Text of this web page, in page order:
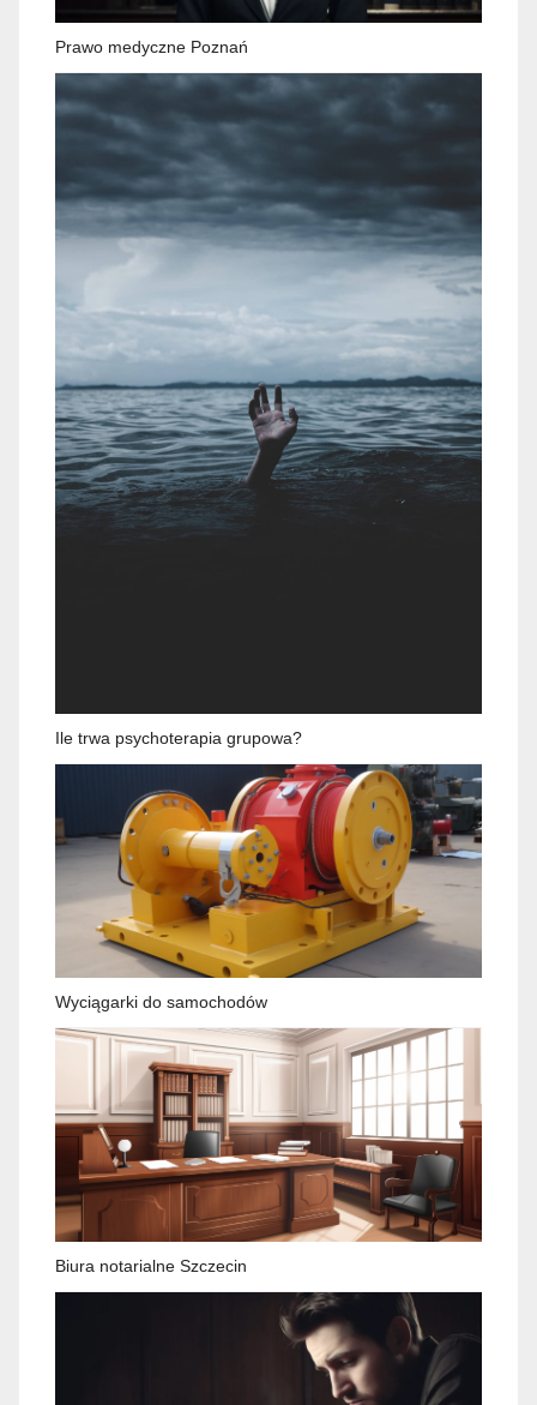
Prawo medyczne Poznań
Ile trwa psychoterapia grupowa?
Wyciągarki do samochodów
Biura notarialne Szczecin